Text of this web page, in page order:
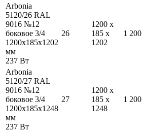
Arbonia
5120/26 RAL
9016 №12
боковое 3/4
1200x185x1202
мм
237 Вт
26
1200 x
185 x
1202
1 200
Arbonia
5120/27 RAL
9016 №12
боковое 3/4
1200x185x1248
мм
237 Вт
27
1200 x
185 x
1248
1 200